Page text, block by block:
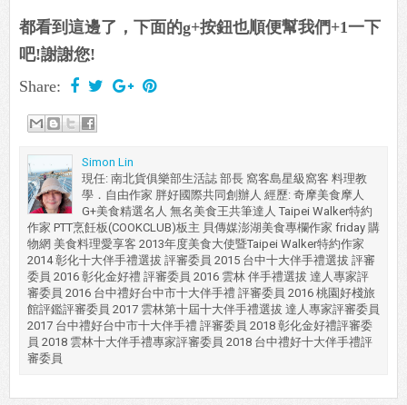
都看到這邊了，下面的g+按鈕也順便幫我們+1一下
吧!謝謝您!
Share:
Simon Lin
現任: 南北貨俱樂部生活誌 部長 窩客島星級窩客 料理教
學．自由作家 胖好國際共同創辦人 經歷: 奇摩美食摩人
G+美食精選名人 無名美食王共筆達人 Taipei Walker特約
作家 PTT烹飪板(COOKCLUB)板主 貝傳媒澎湖美食專欄作家 friday 購
物網 美食料理愛享客 2013年度美食大使暨Taipei Walker特約作家
2014 彰化十大伴手禮選拔 評審委員 2015 台中十大伴手禮選拔 評審
委員 2016 彰化金好禮 評審委員 2016 雲林 伴手禮選拔 達人專家評
審委員 2016 台中禮好台中市十大伴手禮 評審委員 2016 桃園好棧旅
館評鑑評審委員 2017 雲林第十屆十大伴手禮選拔 達人專家評審委員
2017 台中禮好台中市十大伴手禮 評審委員 2018 彰化金好禮評審委
員 2018 雲林十大伴手禮專家評審委員 2018 台中禮好十大伴手禮評
審委員